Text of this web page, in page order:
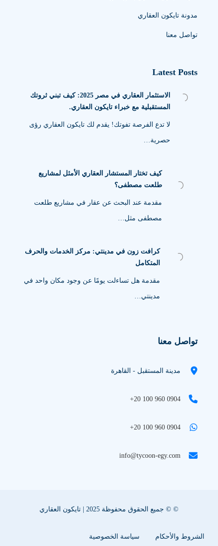
مدونة تايكون العقاري
تواصل معنا
Latest Posts
الاستثمار العقاري في مصر 2025: كيف تبني ثروتك
المستقبلية مع خبراء تايكون العقاري.
لا تدع الفرصة تفوتك! يقدم لك تايكون العقاري رؤى
حصرية…
كيف تختار المستشار العقاري الأمثل لمشاريع
طلعت مصطفى؟
مقدمة عند البحث عن عقار في مشاريع طلعت
مصطفى مثل…
كرافت زون في مدينتي: مركز الخدمات والحرف
المتكامل
مقدمة هل تساءلت يومًا عن وجود مكان واحد في
مدينتي…
تواصل معنا
مدينة المستقبل - القاهرة
+20 100 960 0904
+20 100 960 0904
info@tycoon-egy.com
© © جميع الحقوق محفوظة 2025 | تايكون العقاري
الشروط والأحكام سياسة الخصوصية